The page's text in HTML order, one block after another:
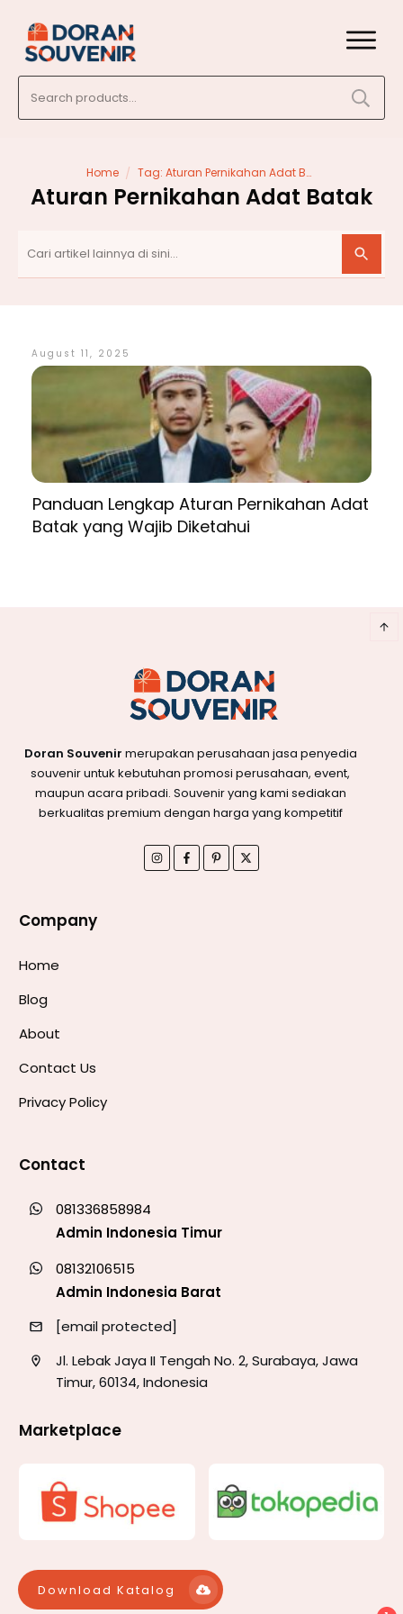
for:
Home / Tag: Aturan Pernikahan Adat Batak
Aturan Pernikahan Adat Batak
August 11, 2025
Panduan Lengkap Aturan Pernikahan Adat
Batak yang Wajib Diketahui
Doran Souvenir merupakan perusahaan jasa penyedia
souvenir untuk kebutuhan promosi perusahaan, event,
maupun acara pribadi. Souvenir yang kami sediakan
berkualitas premium dengan harga yang kompetitif
Company
Home
Blog
About
Contact Us
Privacy Policy
Contact
081336858984
Admin Indonesia Timur
08132106515
Admin Indonesia Barat
[email protected]
Jl. Lebak Jaya II Tengah No. 2, Surabaya, Jawa
Timur, 60134, Indonesia
Marketplace
Download Katalog